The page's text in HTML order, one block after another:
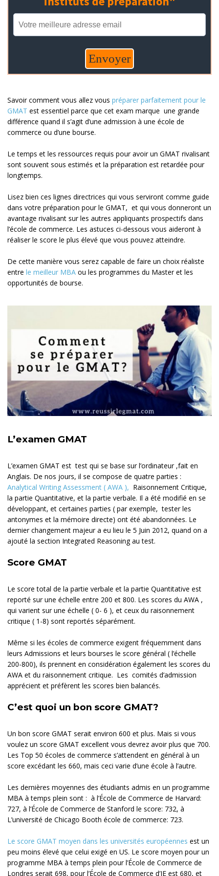
Savoir comment vous allez vous préparer parfaitement pour le
GMAT est essentiel parce que cet exam marque une grande
différence quand il s’agit d’une admission à une école de
commerce ou d’une bourse.
Le temps et les ressources requis pour avoir un GMAT rivalisant
sont souvent sous estimés et la préparation est retardée pour
longtemps.
Lisez bien ces lignes directrices qui vous serviront comme guide
dans votre préparation pour le GMAT, et qui vous donneront un
avantage rivalisant sur les autres appliquants prospectifs dans
l’école de commerce. Les astuces ci-dessous vous aideront à
réaliser le score le plus élevé que vous pouvez atteindre.
De cette manière vous serez capable de faire un choix réaliste
entre le meilleur MBA ou les programmes du Master et les
opportunités de bourse.
L’examen GMAT
L’examen GMAT est test qui se base sur l’ordinateur ,fait en
Anglais. De nos jours, il se compose de quatre parties :
Analytical Writing Assessment ( AWA ), Raisonnement Critique,
la partie Quantitative, et la partie verbale. Il a été modifié en se
développant, et certaines parties ( par exemple, tester les
antonymes et la mémoire directe) ont été abandonnées. Le
dernier changement majeur a eu lieu le 5 Juin 2012, quand on a
ajouté la section Integrated Reasoning au test.
Score GMAT
Le score total de la partie verbale et la partie Quantitative est
reporté sur une échelle entre 200 et 800. Les scores du AWA ,
qui varient sur une échelle ( 0- 6 ), et ceux du raisonnement
critique ( 1-8) sont reportés séparément.
Même si les écoles de commerce exigent fréquemment dans
leurs Admissions et leurs bourses le score général ( l’échelle
200-800), ils prennent en considération également les scores du
AWA et du raisonnement critique. Les comités d’admission
apprécient et préfèrent les scores bien balancés.
C’est quoi un bon score GMAT?
Un bon score GMAT serait environ 600 et plus. Mais si vous
voulez un score GMAT excellent vous devrez avoir plus que 700.
Les Top 50 écoles de commerce s’attendent en général à un
score excédant les 660, mais ceci varie d’une école à l’autre.
Les dernières moyennes des étudiants admis en un programme
MBA à temps plein sont : à l’École de Commerce de Harvard:
727, à l’École de Commerce de Stanford le score: 732, à
L’université de Chicago Booth école de commerce: 723.
Le score GMAT moyen dans les universités européennes est un
peu moins élevé que celui exigé en US. Le score moyen pour un
programme MBA à temps plein pour l’École de Commerce de
Londres serait 698, pour l’École de Commerce d’IE est 680, et